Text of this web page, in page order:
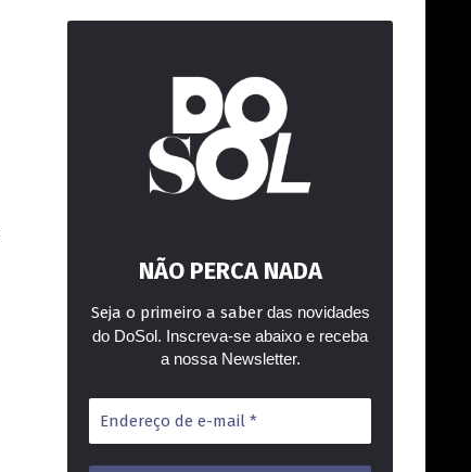
NÃO PERCA NADA
Seja o primeiro a saberdas novidades
do DoSol. Inscreva-se abaixo e receba
a nossa Newsletter.
Endereço
de
e-
mail